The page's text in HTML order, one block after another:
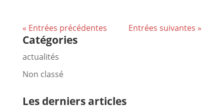
« Entrées précédentes Entrées suivantes »
Catégories
actualités
Non classé
Les derniers articles